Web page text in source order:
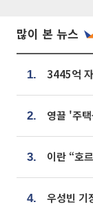
많이 본 뉴스
1.
2.
3.
4.